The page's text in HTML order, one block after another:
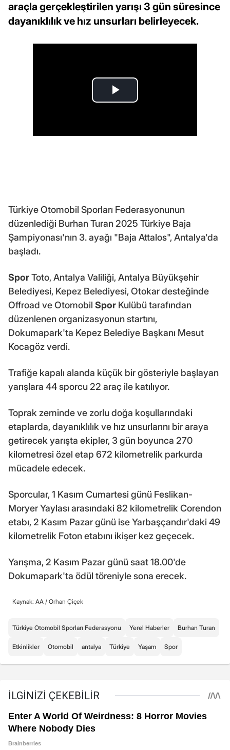
araçla gerçekleştirilen yarışı 3 gün süresince
dayanıklılık ve hız unsurları belirleyecek.
Türkiye Otomobil Sporları Federasyonunun
düzenlediği Burhan Turan 2025 Türkiye Baja
Şampiyonası'nın 3. ayağı "Baja Attalos", Antalya'da
başladı.
SporToto, Antalya Valiliği, Antalya Büyükşehir
Belediyesi, Kepez Belediyesi, Otokar desteğinde
Offroad ve Otomobil Spor Kulübü tarafından
düzenlenen organizasyonun startını,
Dokumapark'ta Kepez Belediye Başkanı Mesut
Kocagöz verdi.
Trafiğe kapalı alanda küçük bir gösteriyle başlayan
yarışlara 44 sporcu 22 araç ile katılıyor.
Toprak zeminde ve zorlu doğa koşullarındaki
etaplarda, dayanıklılık ve hız unsurlarını bir araya
getirecek yarışta ekipler, 3 gün boyunca 270
kilometresi özel etap 672 kilometrelik parkurda
mücadele edecek.
Sporcular, 1 Kasım Cumartesi günü Feslikan-
Moryer Yaylası arasındaki 82 kilometrelik Corendon
etabı, 2 Kasım Pazar günü ise Yarbaşçandır'daki 49
kilometrelik Foton etabını ikişer kez geçecek.
Yarışma, 2 Kasım Pazar günü saat 18.00'de
Dokumapark'ta ödül töreniyle sona erecek.
Kaynak: AA / Orhan Çiçek
Türkiye Otomobil Sporları Federasyonu Yerel Haberler Burhan Turan
Etkinlikler Otomobil antalya Türkiye Yaşam Spor